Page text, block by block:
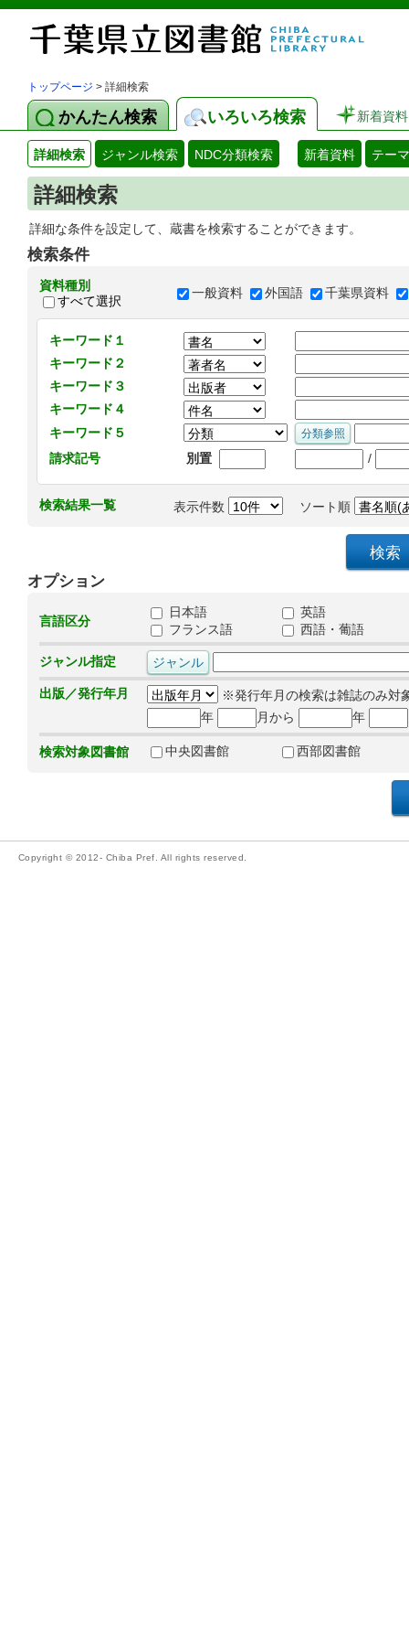
トップページ > 詳細検索
かんたん検索 いろいろ検索 新着資料
詳細検索 ジャンル検索 NDC分類検索 新着資料 テー
詳細検索
詳細な条件を設定して、蔵書を検索することができます。
検索条件
資料種別
すべて選択
一般資料 外国語 千葉県資料
キーワード１
キーワード２
キーワード３
キーワード４
キーワード５
請求記号
別置 /
検索結果一覧 表示件数 ソート順
オプション
言語区分
日本語
英語
フランス語
西語・葡語
ジャンル指定
出版／発行年月
※発行年月の検索は雑誌のみ対
年
月から 年
検索対象図書館 中央図書館 西部図書館
Copyright © 2012- Chiba Pref. All rights reserved.